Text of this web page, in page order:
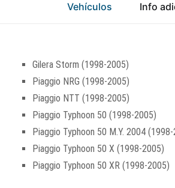
Vehículos Info
Gilera Storm (1998-2005)
Piaggio NRG (1998-2005)
Piaggio NTT (1998-2005)
Piaggio Typhoon 50 (1998-2005)
Piaggio Typhoon 50 M.Y. 2004
Piaggio Typhoon 50 X (1998-2005)
Piaggio Typhoon 50 XR (1998-2005)